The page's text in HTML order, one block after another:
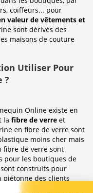
coiffeurs... pour
valeur de vêtements et
sont dérivés des
maisons de couture
Utiliser Pour
?
Online existe en
la fibre de verre et
en fibre de verre sont
moins cher mais
fibre de verre sont
pour les boutiques de
construits pour
des clients
où ils sont placés.